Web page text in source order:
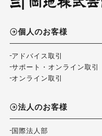
個人のお客様
アドバイス取引
サポート・オンライン取引
オンライン取引
法人のお客様
国際法人部